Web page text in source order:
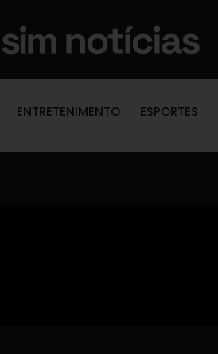
ENTRETENIMENTO ESPORTES